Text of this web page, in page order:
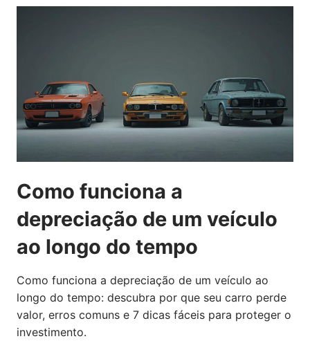
Como funciona a
depreciação de um veículo
ao longo do tempo
Como funciona a depreciação de um veículo ao
longo do tempo: descubra por que seu carro perde
valor, erros comuns e 7 dicas fáceis para proteger o
investimento.